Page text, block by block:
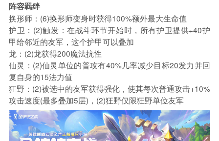
阵容羁绊
换形师：(6)换形师变身时获得100%额外最大生命值
护卫：(2)触发：在战斗环节开始时，所有护卫提供+40护
甲给邻近的友军，这个护甲可以叠加
龙：(2)龙获得200魔法抗性
仙灵：(2)仙灵单位的普攻有40%几率减少目标20发力并回
复自身的15法力值
狂野：(2)被选中的友军获得强化，使其每次普通攻击+10%
攻击速度(最多叠加5层)，(2)狂野仅限狂野单位友军